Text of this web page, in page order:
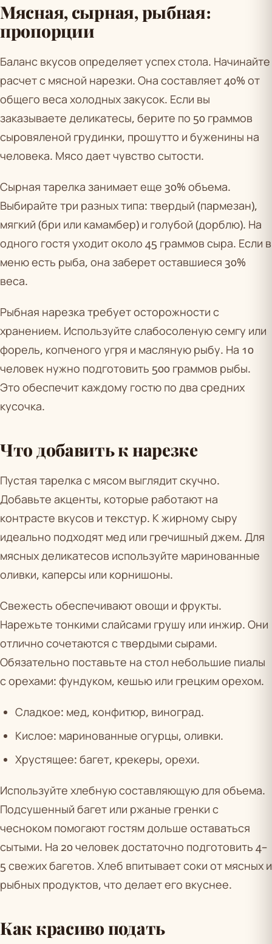
Мясная, сырная, рыбная:
пропорции
Баланс вкусов определяет успех стола. Начинайте
расчет с мясной нарезки. Она составляет 40% от
общего веса холодных закусок. Если вы
заказываете деликатесы, берите по 50 граммов
сыровяленой грудинки, прошутто и буженины на
человека. Мясо дает чувство сытости.
Сырная тарелка занимает еще 30% объема.
Выбирайте три разных типа: твердый (пармезан),
мягкий (бри или камамбер) и голубой (дорблю). На
одного гостя уходит около 45 граммов сыра. Если в
меню есть рыба, она заберет оставшиеся 30%
веса.
Рыбная нарезка требует осторожности с
хранением. Используйте слабосоленую семгу или
форель, копченого угря и масляную рыбу. На 10
человек нужно подготовить 500 граммов рыбы.
Это обеспечит каждому гостю по два средних
кусочка.
Что добавить к нарезке
Пустая тарелка с мясом выглядит скучно.
Добавьте акценты, которые работают на
контрасте вкусов и текстур. К жирному сыру
идеально подходят мед или гречишный джем. Для
мясных деликатесов используйте маринованные
оливки, каперсы или корнишоны.
Свежесть обеспечивают овощи и фрукты.
Нарежьте тонкими слайсами грушу или инжир. Они
отлично сочетаются с твердыми сырами.
Обязательно поставьте на стол небольшие пиалы
с орехами: фундуком, кешью или грецким орехом.
Сладкое: мед, конфитюр, виноград.
Кислое: маринованные огурцы, оливки.
Хрустящее: багет, крекеры, орехи.
Используйте хлебную составляющую для объема.
Подсушенный багет или ржаные гренки с
чесноком помогают гостям дольше оставаться
сытыми. На 20 человек достаточно подготовить 4–
5 свежих багетов. Хлеб впитывает соки от мясных и
рыбных продуктов, что делает его вкуснее.
Как красиво подать